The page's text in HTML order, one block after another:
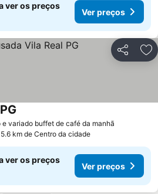
ver os preços
Ver preços
Partilhar
e variado buffet de café da manhã
km de Centro da cidade
ver os preços
Ver preços